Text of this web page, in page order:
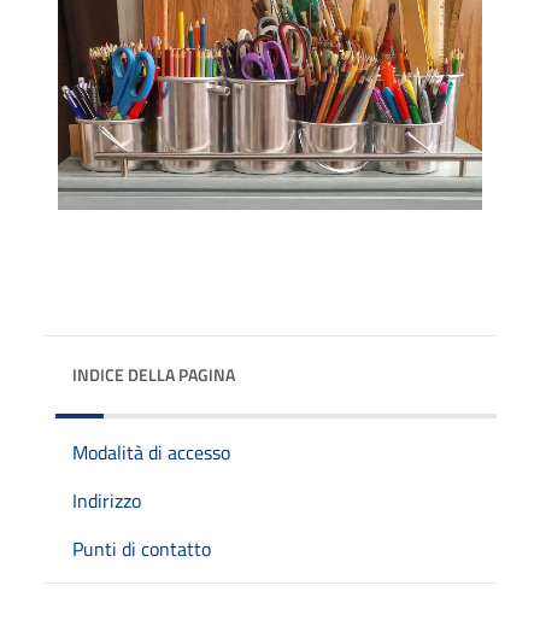
INDICE DELLA PAGINA
Modalità di accesso
Indirizzo
Punti di contatto